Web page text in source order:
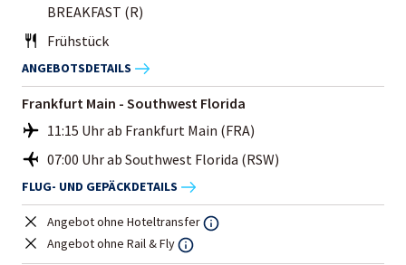
BREAKFAST (R)
Frühstück
ANGEBOTSDETAILS
Frankfurt Main - Southwest Florida
11:15 Uhr ab Frankfurt Main (FRA)
07:00 Uhr ab Southwest Florida (RSW)
FLUG- UND GEPÄCKDETAILS
Angebot ohne Hoteltransfer
Angebot ohne Rail & Fly